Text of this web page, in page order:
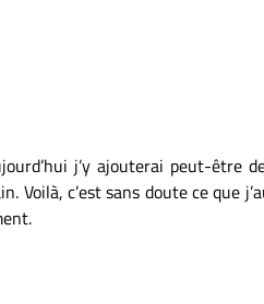
j’y ajouterai peut-être
c’est sans doute ce que